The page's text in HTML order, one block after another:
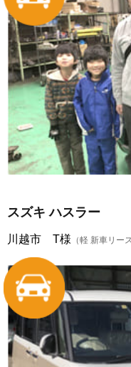
スズキ ハスラー
川越市 T様 （軽 新車リー